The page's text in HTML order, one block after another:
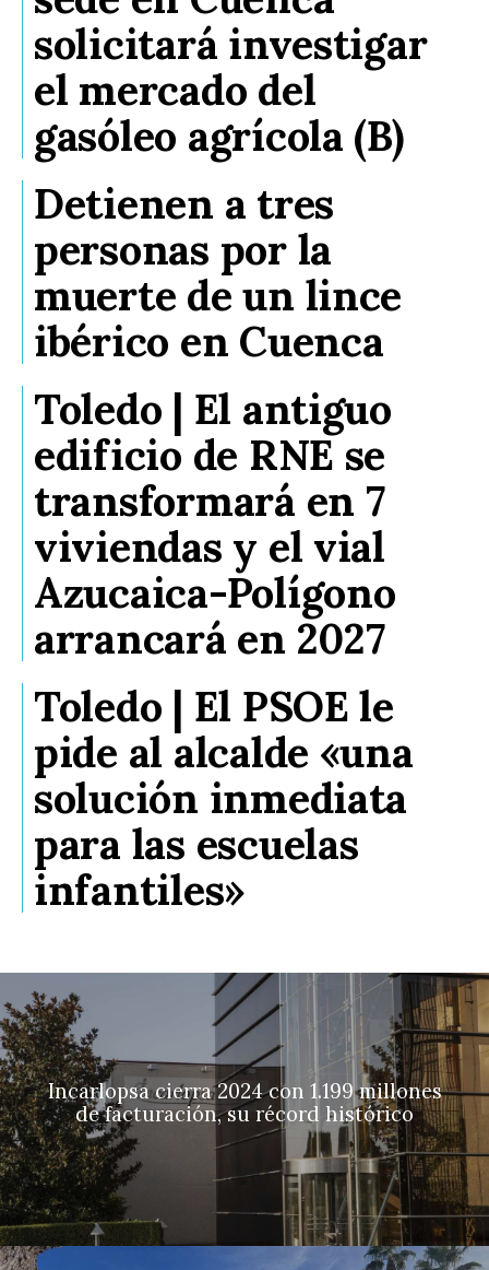
solicitará investigar
el mercado del
gasóleo agrícola (B)
Detienen a tres
personas por la
muerte de un lince
ibérico en Cuenca
Toledo | El antiguo
edificio de RNE se
transformará en 7
viviendas y el vial
Azucaica-Polígono
arrancará en 2027
Toledo | El PSOE le
pide al alcalde «una
solución inmediata
para las escuelas
infantiles»
Incarlopsa cierra 2024 con 1.199 millones
de facturación, su récord histórico